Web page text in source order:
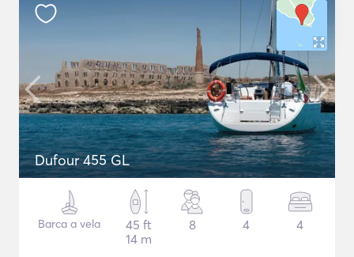
Dufour 455 GL
Barca a vela
45 ft
14 m
8 4 4